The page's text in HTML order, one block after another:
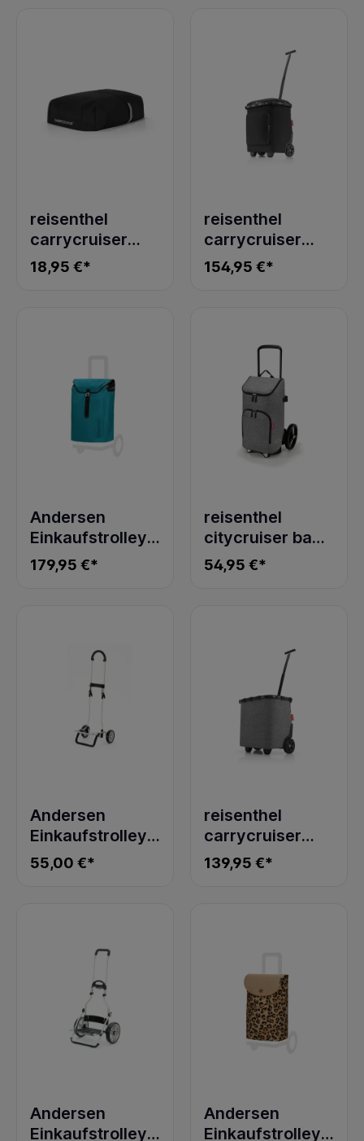
reisenthel
carrycruiser
cover black
18,95 €*
reisenthel
carrycruiser
plus frame black
154,95 €*
Andersen
Einkaufstrolley
Tasche Ortlieb
petrol
179,95 €*
reisenthel
citycruiser bag
twist silver
54,95 €*
Andersen
Einkaufstrolley
Scala Shopper
Plus mit Rädern
55,00 €*
reisenthel
carrycruiser
frame twist
silver
139,95 €*
Andersen
Einkaufstrolley
Andersen
Einkaufstrolley